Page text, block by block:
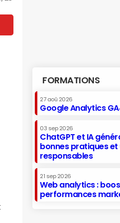
FORMATIONS
27 aoû 2026
Google Analytics
03 sep 2026
ChatGPT et IA
bonnes pratiques et
responsables
21 sep 2026
Web analytics :
performances